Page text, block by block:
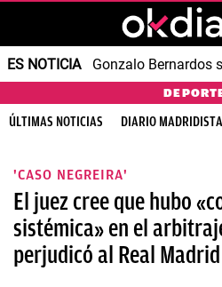
ES NOTICIA Gonzalo Bernardos
ÚLTIMAS NOTICIAS DIARIO MADRIDISTA
'CASO NEGREIRA'
El juez cree que hubo
sistémica» en el
perjudicó al Real Madrid